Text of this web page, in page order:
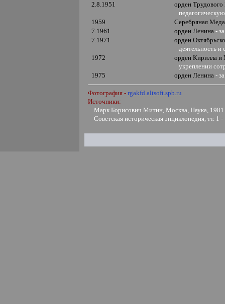
2.8.1951
орден
1959
Серебряная
7.1961
орден Ленина-
7.1971
орден
деятельность и
1972
орден Кирилла
укреплении
1975
орден Ленина-
Фотография - rgakfd.altsoft.spb.ru
Источники:
Марк Борисович Митин, Москва, Наука, 1981
Советская историческая энциклопедия, тт.